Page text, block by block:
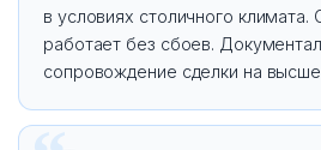
в условиях столичного климата.
работает без сбоев.
сопровождение сделки на